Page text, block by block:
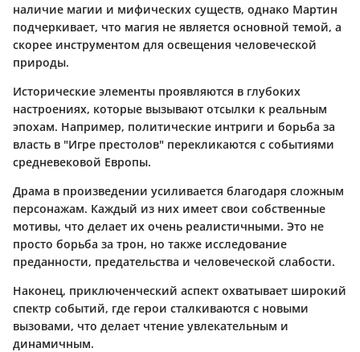
наличие магии и мифических существ, однако Мартин
подчеркивает, что магия не является основной темой, а
скорее инструментом для освещения человеческой
природы.
Исторические элементы проявляются в глубоких
настроениях, которые вызывают отсылки к реальным
эпохам. Например, политические интриги и борьба за
власть в "Игре престолов" перекликаются с событиями
средневековой Европы.
Драма в произведении усиливается благодаря сложным
персонажам. Каждый из них имеет свои собственные
мотивы, что делает их очень реалистичными. Это не
просто борьба за трон, но также исследование
преданности, предательства и человеческой слабости.
Наконец, приключенческий аспект охватывает широкий
спектр событий, где герои сталкиваются с новыми
вызовами, что делает чтение увлекательным и
динамичным.